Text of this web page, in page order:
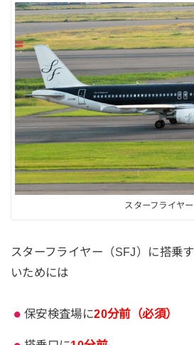
スターフライヤー
スターフライヤー（SFJ）に搭乗
いためには
保安検査場に20分前（必須）